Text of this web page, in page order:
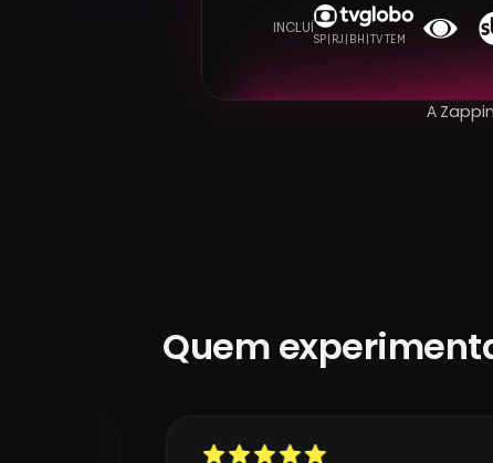
INCLUÍ
SP | RJ | BH | TV TEM
A
Quem